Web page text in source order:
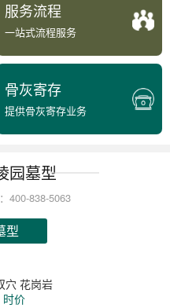
服务流程
一站式流程服务
骨灰寄存
提供骨灰寄存业务
园墓型
400-838-5063
型
穴 花岗岩
时价